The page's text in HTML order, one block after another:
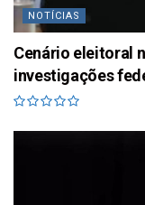
NOTÍCIAS
Cenário eleitoral
investigações